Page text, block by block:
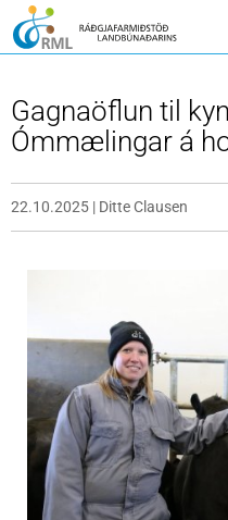
Gagnaöflun til
Ómmælingar á
22.10.2025 | Ditte Clausen